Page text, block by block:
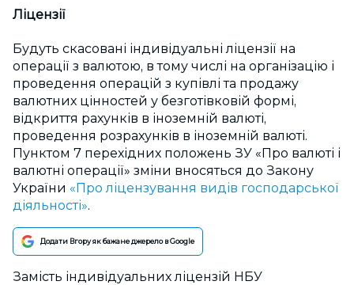
Ліцензії
Будуть скасовані індивідуальні ліцензії на
операції з валютою, в тому числі на організацію і
проведення операцій з купівлі та продажу
валютних цінностей у безготівковій формі,
відкриття рахунків в іноземній валюті,
проведення розрахунків в іноземній валюті.
Пунктом 7 перехідних положень ЗУ «Про валюті і
валютні операції» зміни вносяться до Закону
України «Про ліцензування видів господарської
діяльності».
Додати Вгору як бажане джерело в Google
Замість індивідуальних ліцензій НБУ